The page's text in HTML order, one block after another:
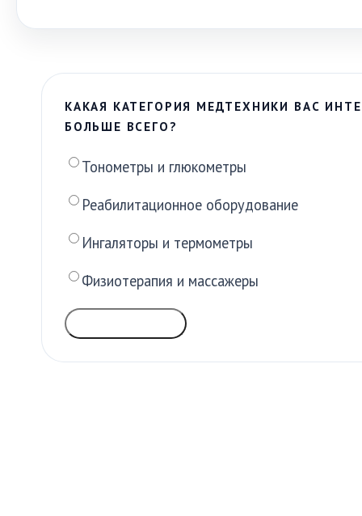
КАКАЯ КАТЕГОРИЯ МЕДТЕХНИКИ ВАС
БОЛЬШЕ ВСЕГО?
Тонометры и глюкометры
Реабилитационное оборудование
Ингаляторы и термометры
Физиотерапия и массажеры